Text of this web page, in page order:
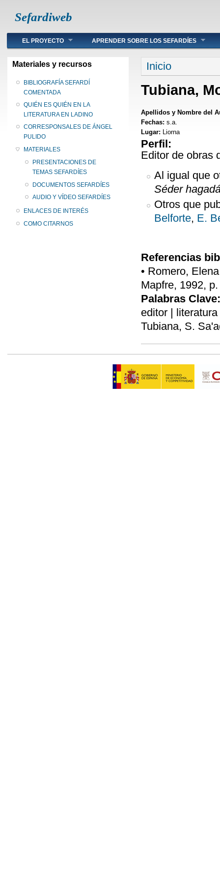
Sefardiweb
Main menu
EL PROYECTO APRENDER SOBRE LOS SEFARDÍES
Materiales y recursos
BIBLIOGRAFÍA SEFARDÍ
COMENTADA
QUIÉN ES QUIÉN EN LA
LITERATURA EN LADINO
CORRESPONSALES DE ÁNGEL
PULIDO
MATERIALES
PRESENTACIONES DE
TEMAS SEFARDÍES
DOCUMENTOS SEFARDÍES
AUDIO Y VÍDEO SEFARDÍES
ENLACES DE INTERÉS
COMO CITARNOS
Se encuentra
Inicio
Tubiana,
Apellidos y Nombre del
Fechas: s.a.
Lugar: Liorna
Perfil:
Editor de obras
Al igual que
Séder
Otros que
Belforte, E.
Referencias
• Romero,
Mapfre, 1992,
Palabras Clave:
editor |
Tubiana, S.